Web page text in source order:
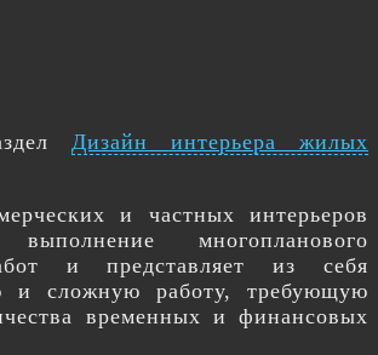
Дизайн интерьера жилых
и частных интерьеров
выполнение многопланового
и представляет из себя
и сложную работу, требующую
временных и финансовых